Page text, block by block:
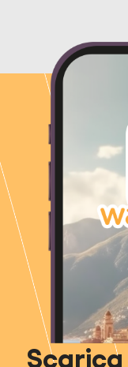
Scarica